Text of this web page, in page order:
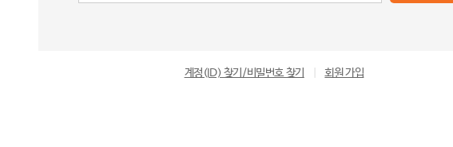
계정(ID) 찾기/비밀번호 찾기 회원 가입